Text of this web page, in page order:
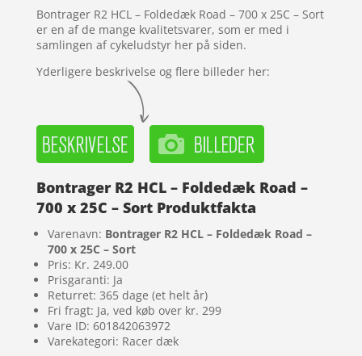
ømmels
er
Bontrager R2 HCL – Foldedæk Road – 700 x 25C – Sort
er en af de mange kvalitetsvarer, som er med i
samlingen af cykeludstyr her på siden.
Yderligere beskrivelse og flere billeder her:
Bontrager R2 HCL – Foldedæk Road –
700 x 25C – Sort Produktfakta
Varenavn: Bontrager R2 HCL – Foldedæk Road –
700 x 25C – Sort
Pris: Kr. 249.00
Prisgaranti: Ja
Returret: 365 dage (et helt år)
Fri fragt: Ja, ved køb over kr. 299
Vare ID: 601842063972
Varekategori: Racer dæk